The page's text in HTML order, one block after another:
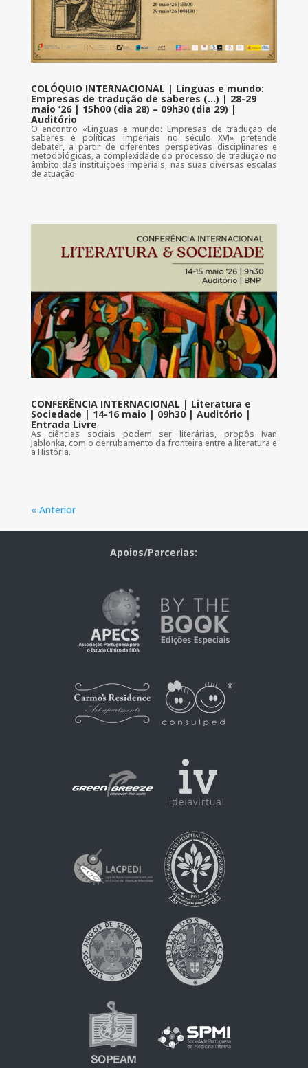
COLÓQUIO INTERNACIONAL | Línguas e mundo:
Empresas de tradução de saberes (…) | 28-29
maio ’26 | 15h00 (dia 28) – 09h30 (dia 29) |
Auditório
O encontro «Línguas e mundo: Empresas de tradução de
saberes e políticas imperiais no século XVI» pretende
debater, a partir de diferentes perspetivas disciplinares e
metodológicas, a complexidade do processo de tradução no
âmbito das instituições imperiais, nas suas diversas escalas
de atuação
CONFERÊNCIA INTERNACIONAL | Literatura e
Sociedade | 14-16 maio | 09h30 | Auditório |
Entrada Livre
As ciências sociais podem ser literárias, propôs Ivan
Jablonka, com o derrubamento da fronteira entre a literatura e
a História.
« Anterior
Apoios/Parcerias: